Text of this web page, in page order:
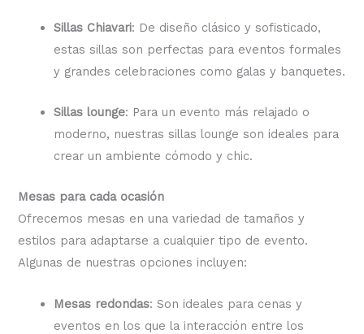
Sillas Chiavari: De diseño clásico y sofisticado,
estas sillas son perfectas para eventos formales
y grandes celebraciones como galas y banquetes.
Sillas lounge: Para un evento más relajado o
moderno, nuestras sillas lounge son ideales para
crear un ambiente cómodo y chic.
Mesas para cada ocasión
Ofrecemos mesas en una variedad de tamaños y
estilos para adaptarse a cualquier tipo de evento.
Algunas de nuestras opciones incluyen:
Mesas redondas: Son ideales para cenas y
eventos en los que la interacción entre los